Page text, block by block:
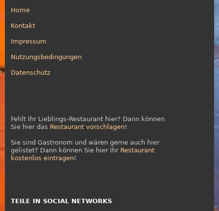
Home
Kontakt
Impressum
Nutzungsbedingungen
Datenschutz
Fehlt Ihr Lieblings-Restaurant hier? Dann können
Sie hier das Restaurant vorschlagen!
Sie sind Gastronom und wären gerne auch hier
gelistet? Dann können Sie hier Ihr Restaurant
kostenlos eintragen!
TEILE IN SOCIAL NETWORKS